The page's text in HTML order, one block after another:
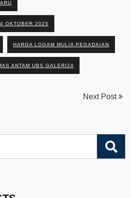
OKTOBER 2025
HARGA LOGAM MULIA PEGADAIAN
ANTAM UBS GALERI24
Next Post